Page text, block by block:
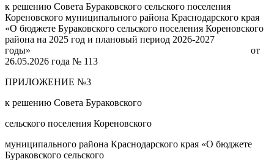
к решению Совета Бураковского сельского поселения
Кореновского муниципального района Краснодарского края
«О бюджете Бураковского сельского поселения Кореновского
района на 2025 год и плановый период 2026-2027
годы» от
26.05.2026 года № 113
ПРИЛОЖЕНИЕ №3
к решению Совета Бураковского
сельского поселения Кореновского
муниципального района Краснодарского края «О бюджете
Бураковского сельского